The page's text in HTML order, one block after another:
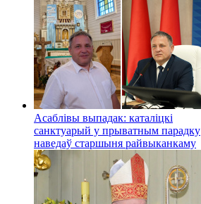
Асаблівы выпадак: каталіцкі
санктуарый у прыватным парадку
наведаў старшыня райвыканкаму